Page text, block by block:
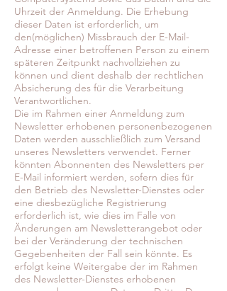
Uhrzeit der Anmeldung. Die Erhebung
dieser Daten ist erforderlich, um
den(möglichen) Missbrauch der E-Mail-
Adresse einer betroffenen Person zu einem
späteren Zeitpunkt nachvollziehen zu
können und dient deshalb der rechtlichen
Absicherung des für die Verarbeitung
Verantwortlichen.
Die im Rahmen einer Anmeldung zum
Newsletter erhobenen personenbezogenen
Daten werden ausschließlich zum Versand
unseres Newsletters verwendet. Ferner
könnten Abonnenten des Newsletters per
E-Mail informiert werden, sofern dies für
den Betrieb des Newsletter-Dienstes oder
eine diesbezügliche Registrierung
erforderlich ist, wie dies im Falle von
Änderungen am Newsletterangebot oder
bei der Veränderung der technischen
Gegebenheiten der Fall sein könnte. Es
erfolgt keine Weitergabe der im Rahmen
des Newsletter-Dienstes erhobenen